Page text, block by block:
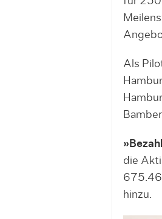
Als
die
hinzu.